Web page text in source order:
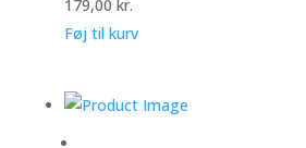
179,00 kr.
Føj til kurv